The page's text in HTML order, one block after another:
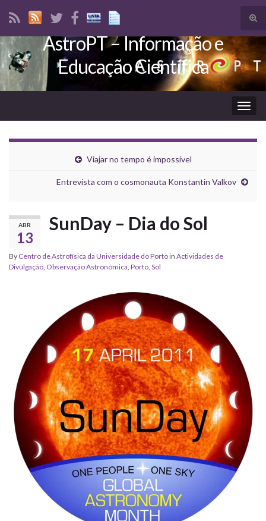
Search for:
AstroPT – Informação e
Educação Científica
Viajar no tempo é impossível
Entrevista com o cosmonauta Konstantin Valkov
ABR
13
SunDay – Dia do Sol
By Centro de Astrofísica da Universidade do Portoin Actividades de
Divulgação, Observação Astronómica, Porto, Sol